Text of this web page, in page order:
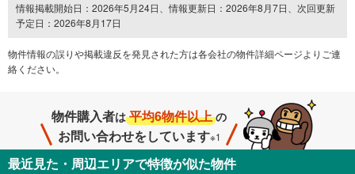
情報掲載開始日：2026年5月24日、情報更新日：2026年8月7日、次回更新
予定日：2026年8月17日
物件情報の誤りや掲載違反を発⾒された方は各会社の物件詳細ページよりご連
絡ください。
物件購入者は 平均6物件以上 の
お問い合わせをしています※1
最近見た・周辺エリアで特徴が似た物件